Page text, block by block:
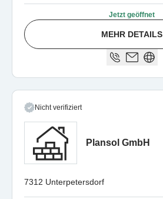
Jetzt geöffnet
MEHR DETAILS
Nicht verifiziert
Plansol GmbH
7312 Unterpetersdorf